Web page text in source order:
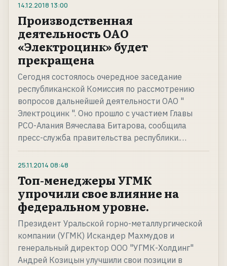
14.12.2018 13:00
Производственная
деятельность ОАО
«Электроцинк» будет
прекращена
Сегодня состоялось очередное заседание
республиканской Комиссия по рассмотрению
вопросов дальнейшей деятельности ОАО "
Электроцинк ". Оно прошло с участием Главы
РСО-Алания Вячеслава Битарова, сообщила
пресс-служба правительства республики.…
25.11.2014 08:48
Топ-менеджеры УГМК
упрочили свое влияние на
федеральном уровне.
Президент Уральской горно-металлургической
компании (УГМК) Искандер Махмудов и
генеральный директор ООО "УГМК-Холдинг"
Андрей Козицын улучшили свои позиции в